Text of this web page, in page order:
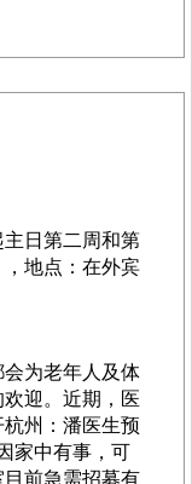
日第二周和第
，地点：在外宾
为老年人及体
迎。近期，医
州：潘医生预
家中有事，可
前急需招募有